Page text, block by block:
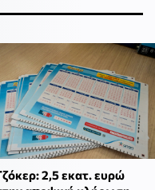
2,5 εκατ. ευρώ